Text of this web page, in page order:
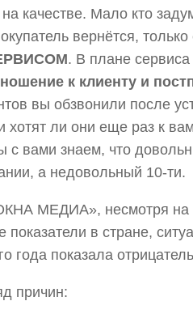
качестве. Мало кто
вернётся,
. В плане
к клиенту и
вы обзвонили после
хотят ли они еще раз к
с вами знаем, что
а недовольный 10-ти.
МЕДИА», несмотря на
показатели в стране,
года показала
причин: